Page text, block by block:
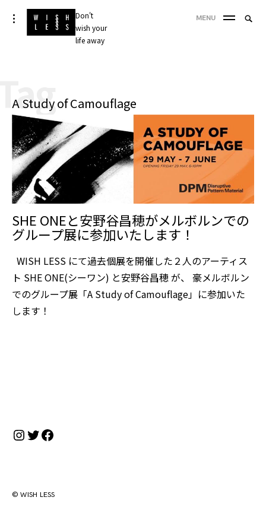
Skip
to
Don't
wish your
life away
toggle
open/close
sidebar
MENU
A Study of Camouflage
SHE ONEと安野谷昌穂がメルボルンでの
グループ展に参加いたします！
WISH LESS にて過去個展を開催した２人のアーティス
ト SHE ONE(シーワン) と安野谷昌穂 が、 豪メルボルン
でのグループ展「A Study of Camouflage」に参加いた
します！
Instagram
Twitter
Facebook
© WISH LESS